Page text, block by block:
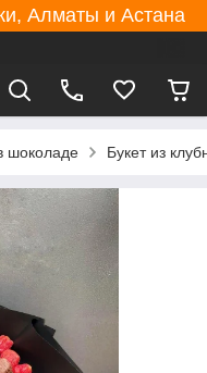
Алматы и Астана
шоколаде Букет из